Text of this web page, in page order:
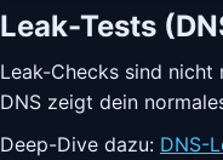
Leak-Tests
Leak-Checks sind nicht
DNS zeigt dein
Deep-Dive dazu: DNS-